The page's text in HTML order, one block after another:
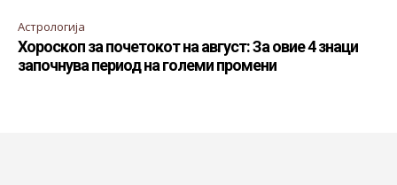
Астрологија
Хороскоп за почетокот на август: За овие 4 знаци
започнува период на големи промени